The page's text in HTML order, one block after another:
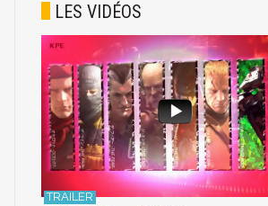
LES VIDÉOS